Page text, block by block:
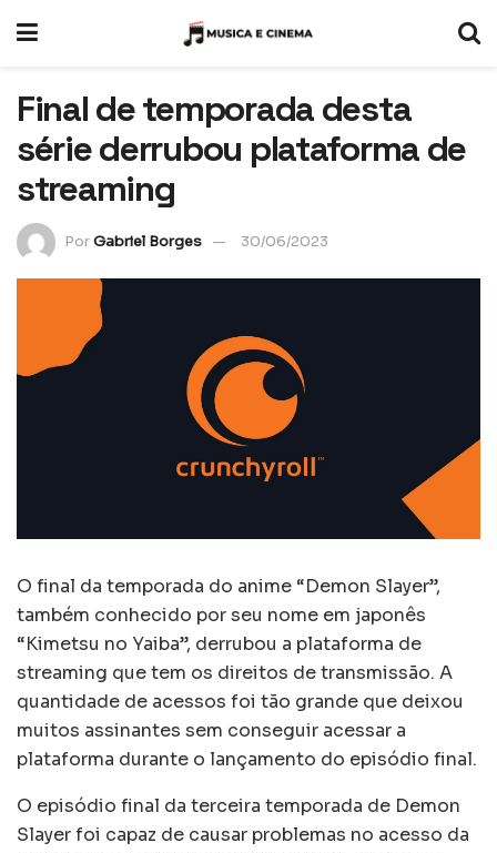
Final de temporada desta
série derrubou plataforma de
streaming
PorGabriel Borges 30/06/2023
O final da temporada do anime “Demon Slayer”,
também conhecido por seu nome em japonês
“Kimetsu no Yaiba”, derrubou a plataforma de
streaming que tem os direitos de transmissão. A
quantidade de acessos foi tão grande que deixou
muitos assinantes sem conseguir acessar a
plataforma durante o lançamento do episódio final.
O episódio final da terceira temporada de Demon
Slayer foi capaz de causar problemas no acesso da